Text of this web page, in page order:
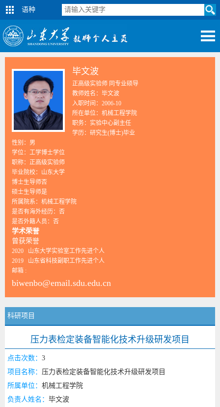
语种
毕文波
正高级实验师 同专业硕导
教师姓名：毕文波
入职时间：2006-10
所在单位：机械工程学院
职务：实验中心副主任
学历：研究生(博士)毕业
性别：男
学位：工学博士学位
职称：正高级实验师
毕业院校：山东大学
博士生导师否
硕士生导师是
所属院系：机械工程学院
是否有海外经历：否
是否外籍人员：否
学术荣誉
曾获荣誉
2020 山东大学实验室工作先进个人
2019 山东省科技副职工作先进个人
邮箱 :
biwenbo@email.sdu.edu.cn
科研项目
压力表检定装备智能化技术升级研发项目
点击次数： 3
项目名称： 压力表检定装备智能化技术升级研发项目
所属单位： 机械工程学院
负责人姓名： 毕文波